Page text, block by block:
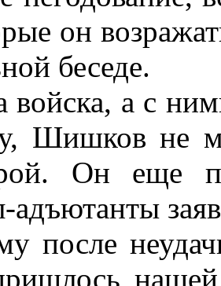
он
беседе.
войска, а с
Шишков не
Он еще
адъютанты
после